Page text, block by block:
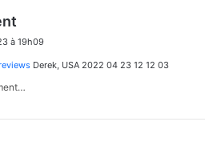
t
à 19h09
Derek, USA 2022 04 23 12 12 03